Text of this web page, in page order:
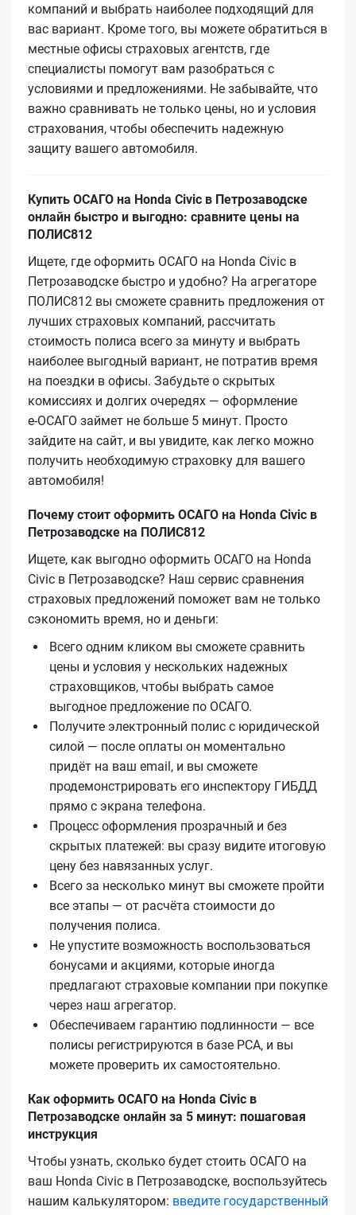
компаний и выбрать наиболее подходящий для
вас вариант. Кроме того, вы можете обратиться в
местные офисы страховых агентств, где
специалисты помогут вам разобраться с
условиями и предложениями. Не забывайте, что
важно сравнивать не только цены, но и условия
страхования, чтобы обеспечить надежную
защиту вашего автомобиля.
Купить ОСАГО на Honda Civic в Петрозаводске
онлайн быстро и выгодно: сравните цены на
ПОЛИС812
Ищете, где оформить ОСАГО на Honda Civic в
Петрозаводске быстро и удобно? На агрегаторе
ПОЛИС812 вы сможете сравнить предложения от
лучших страховых компаний, рассчитать
стоимость полиса всего за минуту и выбрать
наиболее выгодный вариант, не потратив время
на поездки в офисы. Забудьте о скрытых
комиссиях и долгих очередях — оформление
е‑ОСАГО займет не больше 5 минут. Просто
зайдите на сайт, и вы увидите, как легко можно
получить необходимую страховку для вашего
автомобиля!
Почему стоит оформить ОСАГО на Honda Civic в
Петрозаводске на ПОЛИС812
Ищете, как выгодно оформить ОСАГО на Honda
Civic в Петрозаводске? Наш сервис сравнения
страховых предложений поможет вам не только
сэкономить время, но и деньги:
Всего одним кликом вы сможете сравнить
цены и условия у нескольких надежных
страховщиков, чтобы выбрать самое
выгодное предложение по ОСАГО.
Получите электронный полис с юридической
силой — после оплаты он моментально
придёт на ваш email, и вы сможете
продемонстрировать его инспектору ГИБДД
прямо с экрана телефона.
Процесс оформления прозрачный и без
скрытых платежей: вы сразу видите итоговую
цену без навязанных услуг.
Всего за несколько минут вы сможете пройти
все этапы — от расчёта стоимости до
получения полиса.
Не упустите возможность воспользоваться
бонусами и акциями, которые иногда
предлагают страховые компании при покупке
через наш агрегатор.
Обеспечиваем гарантию подлинности — все
полисы регистрируются в базе РСА, и вы
можете проверить их самостоятельно.
Как оформить ОСАГО на Honda Civic в
Петрозаводске онлайн за 5 минут: пошаговая
инструкция
Чтобы узнать, сколько будет стоить ОСАГО на
ваш Honda Civic в Петрозаводске, воспользуйтесь
нашим калькулятором: введите государственный